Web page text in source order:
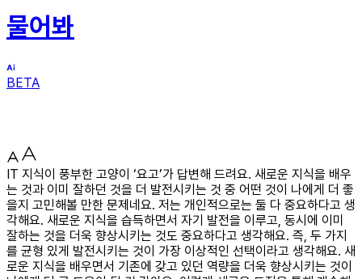
물어봐
BETA
IT 지식이 풍부한 고양이 ‘요고’가 답변해 드려요. 새로운 지식을 배우
는 것과 이미 잘하던 것을 더 발전시키는 것 중 어떤 것이 나에게 더 좋
을지 고민해볼 만한 문제네요. 저는 개인적으로는 둘 다 중요하다고 생
각해요. 새로운 지식을 습득하면서 자기 발전을 이루고, 동시에 이미
잘하는 것을 더욱 향상시키는 것도 중요하다고 생각해요. 즉, 두 가지
를 균형 있게 발전시키는 것이 가장 이상적인 선택이라고 생각해요. 새
로운 지식을 배우면서 기존에 갖고 있던 역량을 더욱 향상시키는 것이